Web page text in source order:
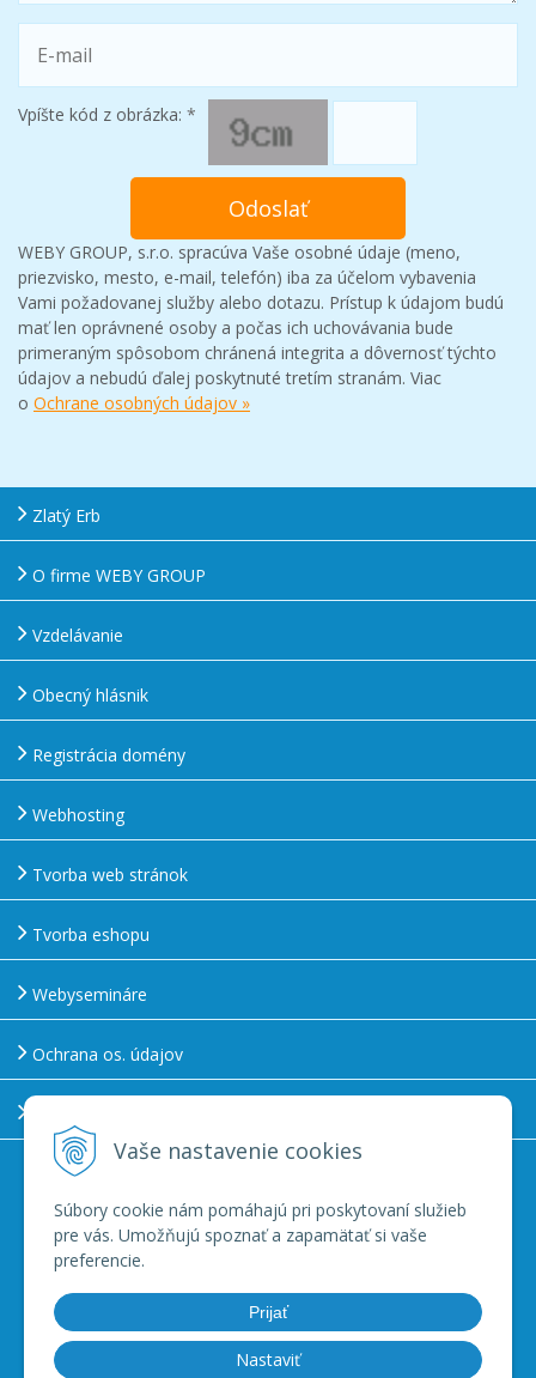
Vaše nastavenie cookies
Súbory cookie nám pomáhajú pri poskytovaní služieb
pre vás. Umožňujú spoznať a zapamätať si vaše
preferencie.
Prijať
Nastaviť
Vpíšte kód z obrázka: *
WEBY GROUP, s.r.o. spracúva Vaše osobné údaje (meno,
priezvisko, mesto, e-mail, telefón) iba za účelom vybavenia
Vami požadovanej služby alebo dotazu. Prístup k údajom budú
mať len oprávnené osoby a počas ich uchovávania bude
primeraným spôsobom chránená integrita a dôvernosť týchto
údajov a nebudú ďalej poskytnuté tretím stranám. Viac
o Ochrane osobných údajov »
Zlatý Erb
O firme WEBY GROUP
Vzdelávanie
Obecný hlásnik
Registrácia domény
Webhosting
Tvorba web stránok
Tvorba eshopu
Webysemináre
Ochrana os. údajov
Zákaznícka linka 045 222 1777
Po – Pi 7:30 -16:30 h
info@webygroup.sk